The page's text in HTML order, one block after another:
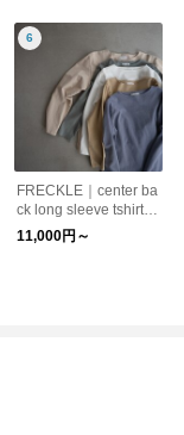
FRECKLE｜center ba
ck long sleeve tshirt/3
色3サイズ展開
11,000円～